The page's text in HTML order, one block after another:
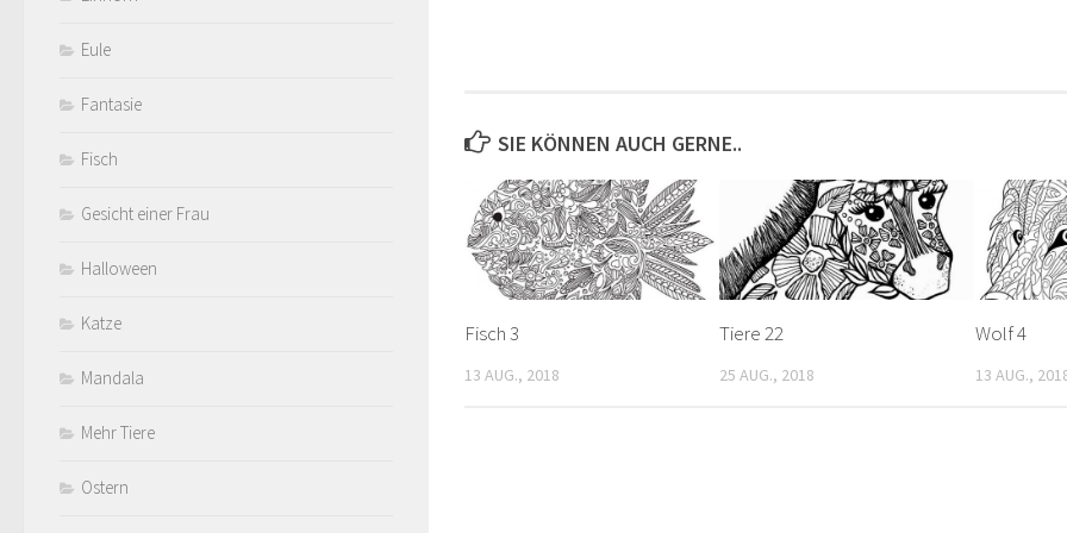
SIE KÖNNEN AUCH GERNE..
Fisch 3
13 AUG., 2018
Tiere 22
25 AUG., 2018
Wolf 4
13 AUG.,
Eule
Fantasie
Fisch
Gesicht einer Frau
Halloween
Katze
Mandala
Mehr Tiere
Ostern